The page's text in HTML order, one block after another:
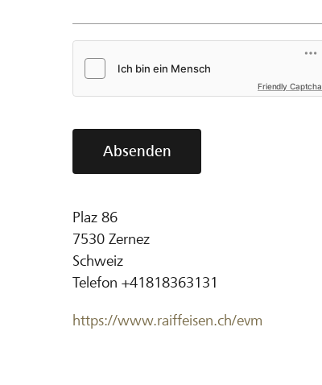
Friendly Captcha
Absenden
Plaz 86
7530 Zernez
Schweiz
Telefon +41818363131
https://www.raiffeisen.ch/evm